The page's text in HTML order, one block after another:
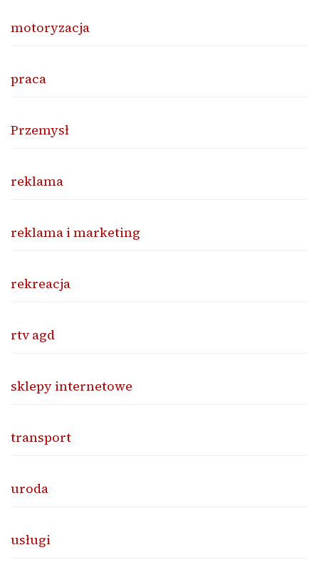
motoryzacja
praca
Przemysł
reklama
reklama i marketing
rekreacja
rtv agd
sklepy internetowe
transport
uroda
usługi